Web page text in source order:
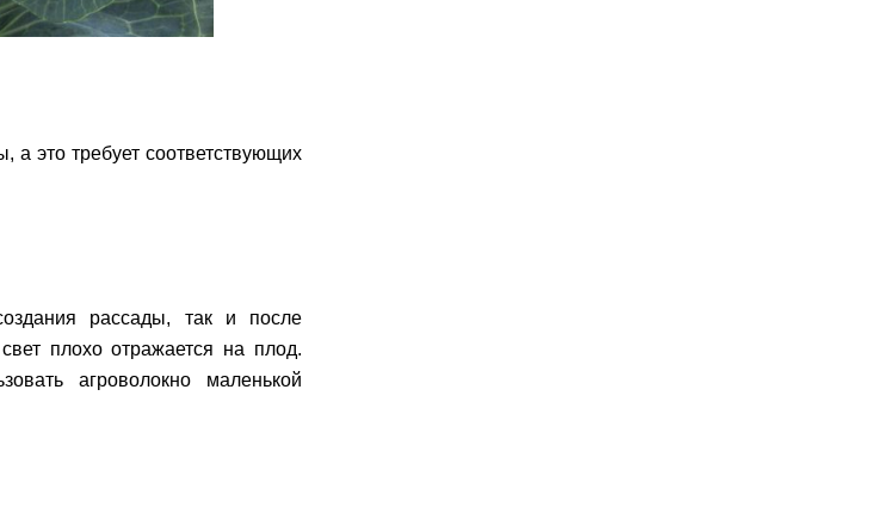
это требует соответствующих
рассады, так и после
плохо отражается на плод.
агроволокно маленькой